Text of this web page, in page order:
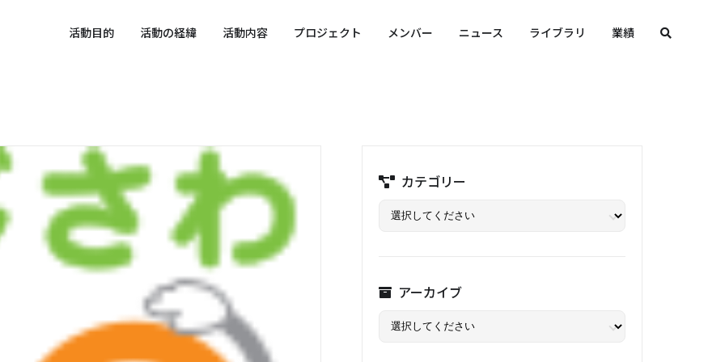
SDGs
活動目的 活動の経緯 活動内容 プロジェクト メンバー ニュース ライブラリ 業績
カテゴリー
アーカイブ